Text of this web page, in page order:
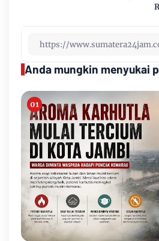
Anda mungkin menyukai